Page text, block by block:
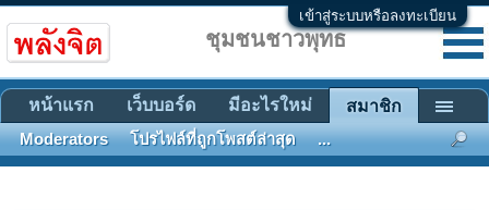
เข้าสู่ระบบหรือลงทะเบียน
ชุมชนชาวพุทธ
หน้าแรก เว็บบอร์ด มีอะไรใหม่ สมาชิก
Moderators โปรไฟล์ที่ถูกโพสต์ล่าสุด ...